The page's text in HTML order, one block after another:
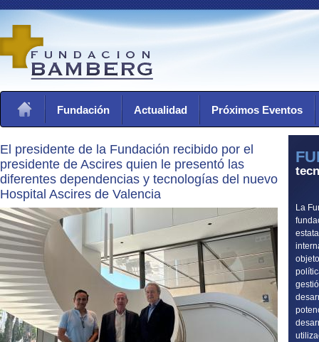
Fundación Actualidad Próximos Eventos
El presidente de la Fundación recibido por el
presidente de Ascires quien le presentó las
diferentes dependencias y tecnologías del nuevo
Hospital Ascires de Valencia
La